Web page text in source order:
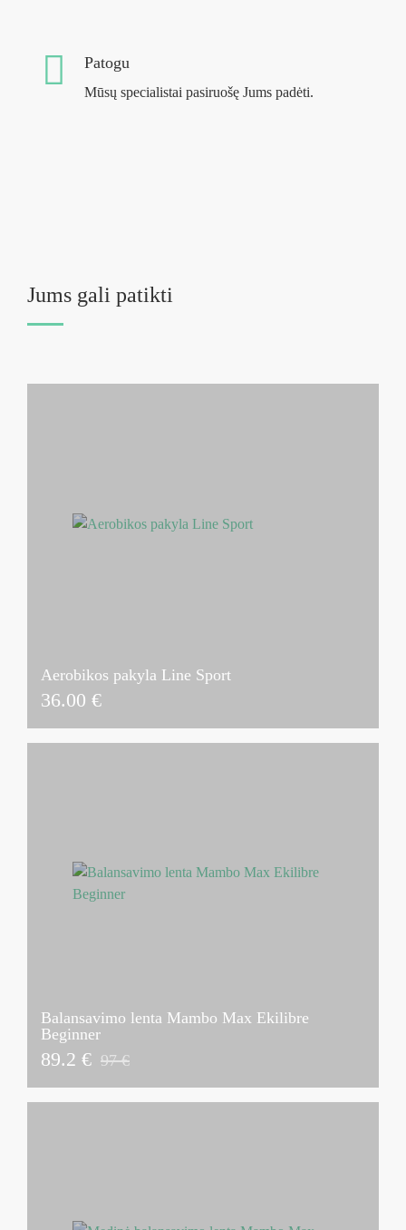
Patogu
Mūsų specialistai pasiruošę Jums padėti.
Jums gali patikti
Aerobikos pakyla Line Sport
36.00 €
Balansavimo lenta Mambo Max Ekilibre
Beginner
89.2 € 97 €